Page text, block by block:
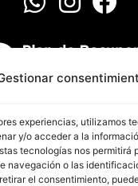
experiencias, utilizamos
y/o acceder a la
tecnologías nos permitirá
navegación o las
el consentimiento,